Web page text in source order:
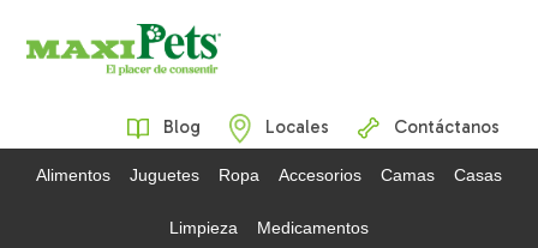
Blog Locales Contáctanos
Alimentos Juguetes Ropa Accesorios Camas Casas
Limpieza Medicamentos